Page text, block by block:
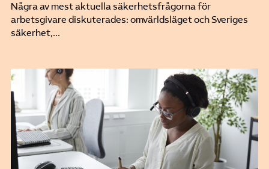
Några av mest aktuella säkerhetsfrågorna för
arbetsgivare diskuterades: omvärldsläget och Sveriges
säkerhet,...